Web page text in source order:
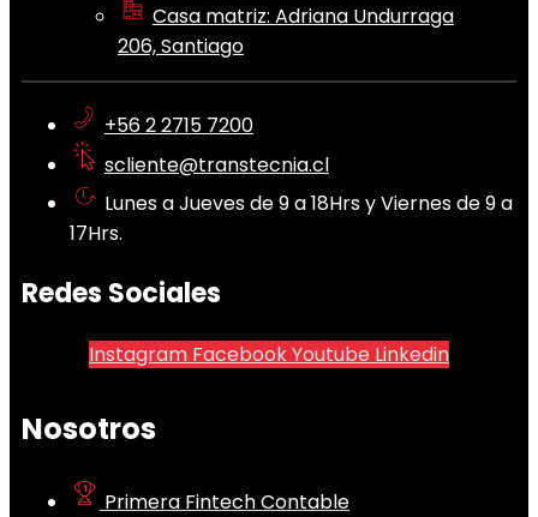
Casa matriz: Adriana Undurraga
206, Santiago
+56 2 2715 7200
scliente@transtecnia.cl
Lunes a Jueves de 9 a 18Hrs y Viernes de 9 a
17Hrs.
Redes Sociales
Instagram FacebookYoutube Linkedin
Nosotros
Primera Fintech Contable